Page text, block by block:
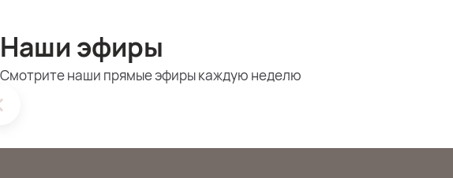
Наши эфиры
Смотрите наши прямые эфиры каждую неделю